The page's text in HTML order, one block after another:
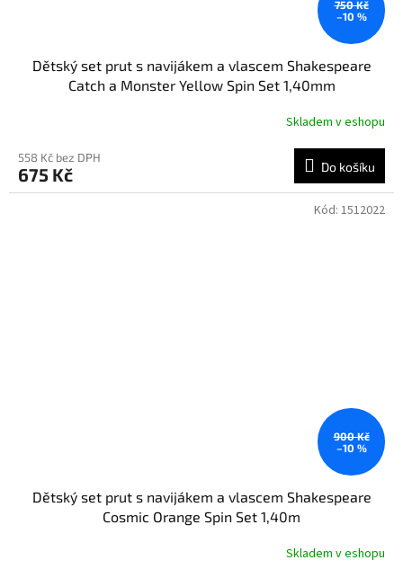
750 Kč
–10 %
Dětský set prut s navijákem a vlascem Shakespeare
Catch a Monster Yellow Spin Set 1,40mm
Skladem v eshopu
558 Kč bez DPH
675 Kč Do košíku
900 Kč
–10 %
Dětský set prut s navijákem a vlascem Shakespeare
Cosmic Orange Spin Set 1,40m
Skladem v eshopu
Kód: 1512022